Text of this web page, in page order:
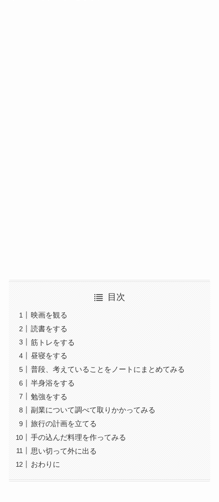
目次
映画を観る
読書をする
筋トレをする
昼寝をする
普段、考えていることをノートにまとめてみる
半身浴をする
勉強をする
副業について調べて取りかかってみる
旅行の計画を立てる
手の込んだ料理を作ってみる
思い切って外に出る
おわりに